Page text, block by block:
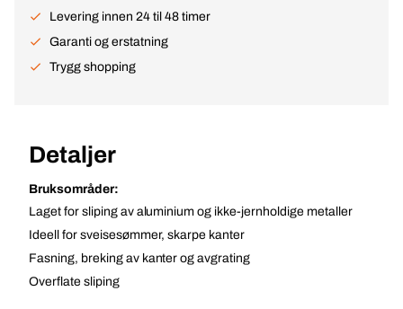
Levering innen 24 til 48 timer
Garanti og erstatning
Trygg shopping
Detaljer
Bruksområder:
Laget for sliping av aluminium og ikke-jernholdige metaller
Ideell for sveisesømmer, skarpe kanter
Fasning, breking av kanter og avgrating
Overflate sliping